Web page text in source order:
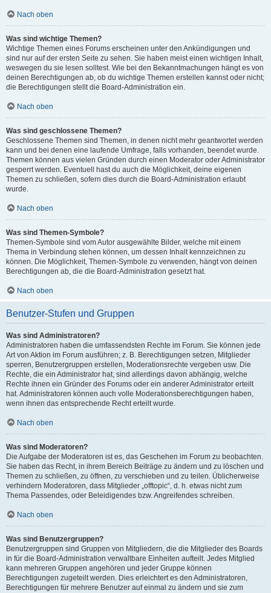
Nach oben
Was sind wichtige Themen?
Wichtige Themen eines Forums erscheinen unter den Ankündigungen und
sind nur auf der ersten Seite zu sehen. Sie haben meist einen wichtigen Inhalt,
weswegen du sie lesen solltest. Wie bei den Bekanntmachungen hängt es von
deinen Berechtigungen ab, ob du wichtige Themen erstellen kannst oder nicht;
die Berechtigungen stellt die Board-Administration ein.
Nach oben
Was sind geschlossene Themen?
Geschlossene Themen sind Themen, in denen nicht mehr geantwortet werden
kann und bei denen eine laufende Umfrage, falls vorhanden, beendet wurde.
Themen können aus vielen Gründen durch einen Moderator oder Administrator
gesperrt werden. Eventuell hast du auch die Möglichkeit, deine eigenen
Themen zu schließen, sofern dies durch die Board-Administration erlaubt
wurde.
Nach oben
Was sind Themen-Symbole?
Themen-Symbole sind vom Autor ausgewählte Bilder, welche mit einem
Thema in Verbindung stehen können, um dessen Inhalt kennzeichnen zu
können. Die Möglichkeit, Themen-Symbole zu verwenden, hängt von deinen
Berechtigungen ab, die die Board-Administration gesetzt hat.
Nach oben
Benutzer-Stufen und Gruppen
Was sind Administratoren?
Administratoren haben die umfassendsten Rechte im Forum. Sie können jede
Art von Aktion im Forum ausführen; z. B. Berechtigungen setzen, Mitglieder
sperren, Benutzergruppen erstellen, Moderationsrechte vergeben usw. Die
Rechte, die ein Administrator hat, sind allerdings davon abhängig, welche
Rechte ihnen ein Gründer des Forums oder ein anderer Administrator erteilt
hat. Administratoren können auch volle Moderationsberechtigungen haben,
wenn ihnen das entsprechende Recht erteilt wurde.
Nach oben
Was sind Moderatoren?
Die Aufgabe der Moderatoren ist es, das Geschehen im Forum zu beobachten.
Sie haben das Recht, in ihrem Bereich Beiträge zu ändern und zu löschen und
Themen zu schließen, zu öffnen, zu verschieben und zu teilen. Üblicherweise
verhindern Moderatoren, dass Mitglieder „offtopic“, d. h. etwas nicht zum
Thema Passendes, oder Beleidigendes bzw. Angreifendes schreiben.
Nach oben
Was sind Benutzergruppen?
Benutzergruppen sind Gruppen von Mitgliedern, die die Mitglieder des Boards
in für die Board-Administration verwaltbare Einheiten aufteilt. Jedes Mitglied
kann mehreren Gruppen angehören und jeder Gruppe können
Berechtigungen zugeteilt werden. Dies erleichtert es den Administratoren,
Berechtigungen für mehrere Benutzer auf einmal zu ändern und sie zum